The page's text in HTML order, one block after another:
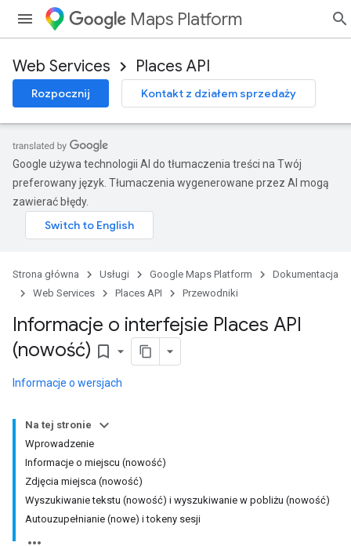
Maps Platform
Web Services Places API
Rozpocznij Kontakt z działem sprzedaży
Google używa technologii AI do tłumaczenia treści na Twój
preferowany język. Tłumaczenia wygenerowane przez AI mogą
zawierać błędy.
Strona główna Usługi Google Maps Platform
Dokumentacja
Web Services
Places API Przewodniki
Informacje o interfejsie Places API
(nowość) bookmark_border
Informacje o wersjach
Na tej stronie
Wprowadzenie
Informacje o miejscu (nowość)
Zdjęcia miejsca (nowość)
Wyszukiwanie tekstu (nowość) i wyszukiwanie w pobliżu (nowość)
Autouzupełnianie (nowe) i tokeny sesji